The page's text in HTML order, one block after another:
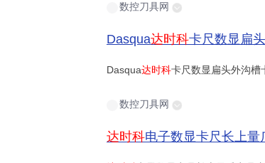
数控刀具网
Dasqua达时科卡尺数显扁头外沟槽
Dasqua达时科卡尺数显扁头外沟
数控刀具网
达时科电子数显卡尺长上量爪卡尺内